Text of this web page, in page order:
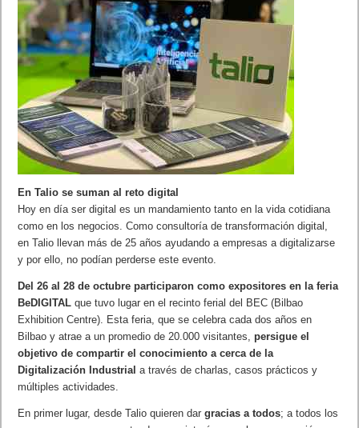
En Talio se suman al reto digital
Hoy en día ser digital es un mandamiento tanto en la vida cotidiana
como en los negocios. Como consultoría de transformación digital,
en Talio llevan más de 25 años ayudando a empresas a digitalizarse
y por ello, no podían perderse este evento.
Del 26 al 28 de octubre participaron como expositores en la feria
BeDIGITAL que tuvo lugar en el recinto ferial del BEC (Bilbao
Exhibition Centre). Esta feria, que se celebra cada dos años en
Bilbao y atrae a un promedio de 20.000 visitantes,persigue el
objetivo de compartir el conocimiento a cerca de la
Digitalización Industrial a través de charlas, casos prácticos y
múltiples actividades.
En primer lugar, desde Talio quieren dargracias a todos; a todos los